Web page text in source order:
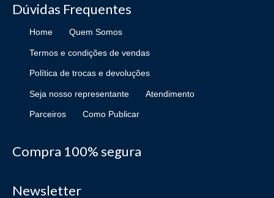
Dúvidas Frequentes
Home Quem Somos
Termos e condições de vendas
Política de trocas e devoluções
Seja nosso representante Atendimento
Parceiros Como Publicar
Compra 100% segura
Newsletter